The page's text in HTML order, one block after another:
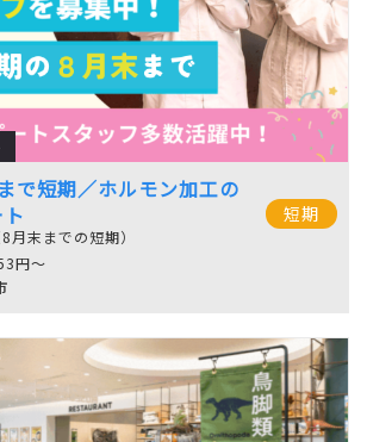
で短期／ホルモン加工の
月末までの短期）
円～
短期